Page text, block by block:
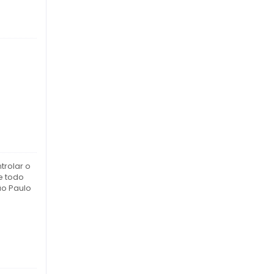
o
todo
Paulo